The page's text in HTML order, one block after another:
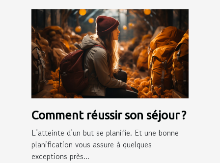
Comment réussir son séjour ?
L’atteinte d’un but se planifie. Et une bonne
planification vous assure à quelques
exceptions près...